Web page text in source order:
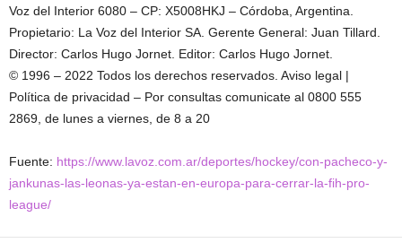
Voz del Interior 6080 – CP: X5008HKJ – Córdoba, Argentina.
Propietario: La Voz del Interior SA. Gerente General: Juan Tillard.
Director: Carlos Hugo Jornet. Editor: Carlos Hugo Jornet.
© 1996 – 2022 Todos los derechos reservados. Aviso legal |
Política de privacidad – Por consultas comunicate al 0800 555
2869, de lunes a viernes, de 8 a 20
Fuente: https://www.lavoz.com.ar/deportes/hockey/con-pacheco-y-
jankunas-las-leonas-ya-estan-en-europa-para-cerrar-la-fih-pro-
league/